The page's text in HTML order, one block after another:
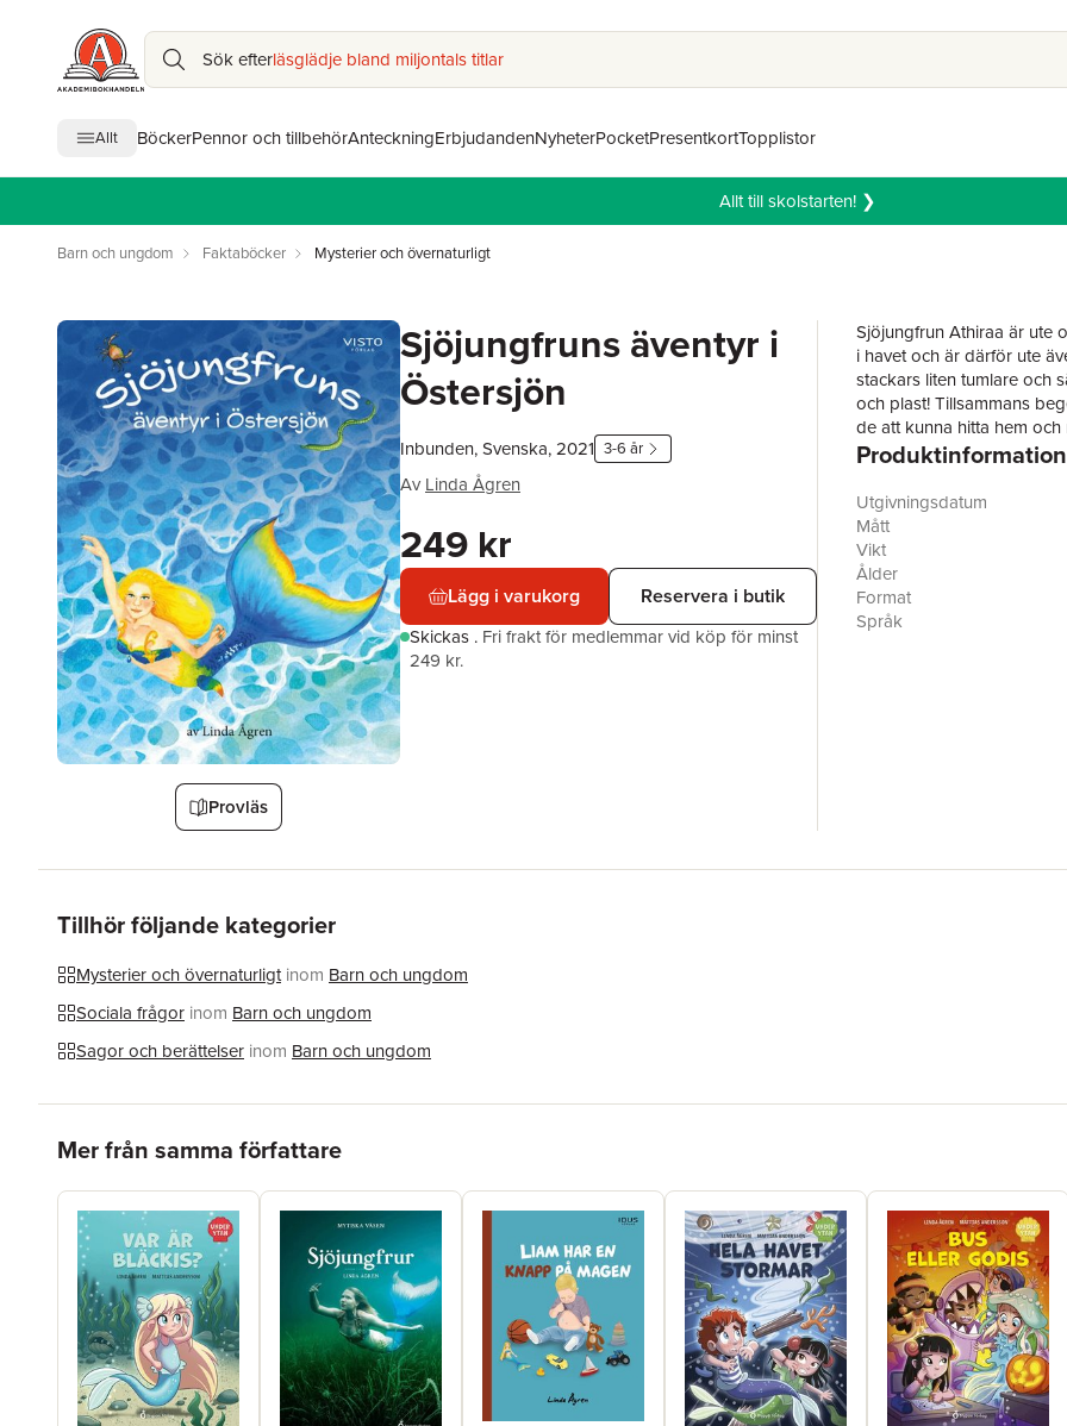
Sök efterläsglädje bland miljontals titlar
Allt BöckerPennor och tillbehörAnteckningErbjudandenNyheterPocketPresentkortTopplistor
Allt till skolstarten! ❯
Barn och ungdom Faktaböcker Mysterier och övernaturligt
Provläs
Sjöjungfruns äventyr i
Östersjön
Inbunden, Svenska, 2021 3-6 år
Av Linda Ågren
249 kr
Lägg i varukorg Reservera i butik
Skickas . Fri frakt för medlemmar vid köp för minst
249 kr.
Sjöjungfrun Athiraa är ute
i havet och är därför ute
stackars liten tumlare och
och plast! Tillsammans
de att kunna hitta hem
I denna bok kan du lära
Boken är skriven och
sjöjungfru
Kostnadsfri
här: https://
Produktinformation
Utgivningsdatum
Mått
Vikt
Ålder
Format
Språk
Tillhör följande kategorier
Mysterier och övernaturligt inom Barn och ungdom
Sociala frågor inom Barn och ungdom
Sagor och berättelser inom Barn och ungdom
Mer från samma författare